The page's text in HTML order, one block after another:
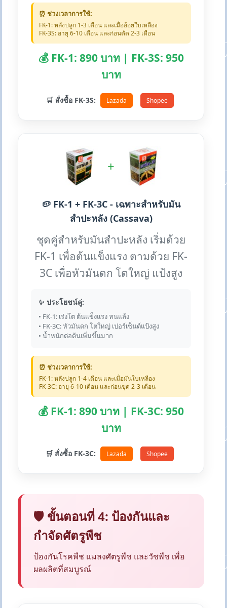
⏰ ช่วงเวลาการใช้:
FK-1: หลังปลูก 1-3 เดือน และเมื่ออ้อยใบเหลือง
FK-3S: อายุ 6-10 เดือน และก่อนตัด 2-3 เดือน
💰 FK-1: 890 บาท | FK-3S: 950
บาท
🛒 สั่งซื้อ FK-3S: Lazada Shopee
+
🥔 FK-1 + FK-3C - เฉพาะสำหรับมัน
สำปะหลัง (Cassava)
ชุดคู่สำหรับมันสำปะหลัง เริ่มด้วย
FK-1 เพื่อต้นแข็งแรง ตามด้วย FK-
3C เพื่อหัวมันดก โตใหญ่ แป้งสูง
✨ ประโยชน์คู่:
• FK-1: เร่งโต ต้นแข็งแรง ทนแล้ง
• FK-3C: หัวมันดก โตใหญ่ เปอร์เซ็นต์แป้งสูง
• น้ำหนักต่อต้นเพิ่มขึ้นมาก
⏰ ช่วงเวลาการใช้:
FK-1: หลังปลูก 1-4 เดือน และเมื่อมันใบเหลือง
FK-3C: อายุ 6-10 เดือน และก่อนขุด 2-3 เดือน
💰 FK-1: 890 บาท | FK-3C: 950
บาท
🛒 สั่งซื้อ FK-3C: Lazada Shopee
🛡️ ขั้นตอนที่ 4: ป้องกันและ
กำจัดศัตรูพืช
ป้องกันโรคพืช แมลงศัตรูพืช และวัชพืช เพื่อ
ผลผลิตที่สมบูรณ์